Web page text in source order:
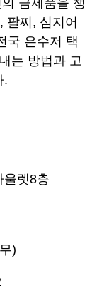
금제품을 챙
팔찌, 심지어
국 은수저 택
는 방법과 고
.
울렛8층
)